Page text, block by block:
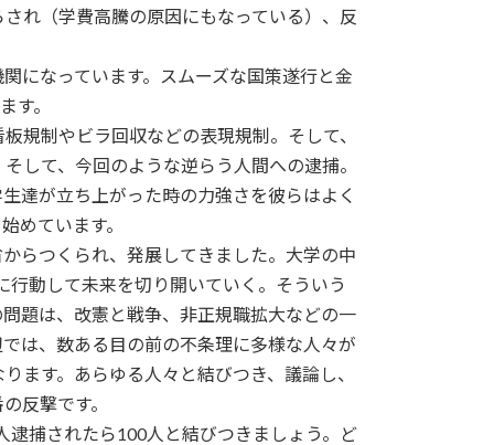
れ（学費高騰の原因にもなっている）、反
になっています。スムーズな国策遂行と金
す。
規制やビラ回収などの表現規制。そして、
して、今回のような逆らう人間への逮捕。
達が立ち上がった時の力強さを彼らはよく
めています。
らつくられ、発展してきました。大学の中
動して未来を切り開いていく。そういう
題は、改憲と戦争、非正規職拡大などの一
は、数ある目の前の不条理に多様な人々が
ます。あらゆる人々と結びつき、議論し、
反撃です。
捕されたら100人と結びつきましょう。ど